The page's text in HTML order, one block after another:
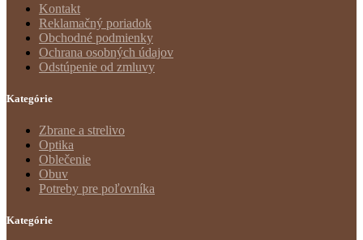
Kontakt
Reklamačný poriadok
Obchodné podmienky
Ochrana osobných údajov
Odstúpenie od zmluvy
Kategórie
Zbrane a strelivo
Optika
Oblečenie
Obuv
Potreby pre poľovníka
Kategórie